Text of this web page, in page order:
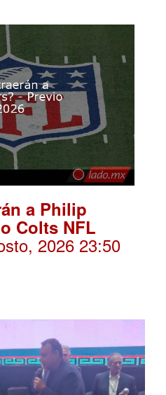
a Philip
Colts NFL
2026 23:50